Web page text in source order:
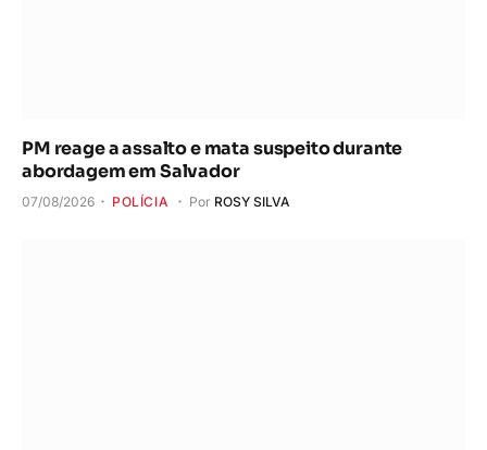
PM reage a assalto e mata suspeito durante
abordagem em Salvador
07/08/2026 POLÍCIA Por ROSY SILVA